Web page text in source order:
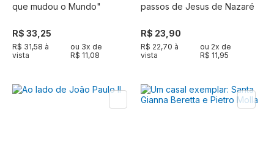
que mudou o Mundo"
R$ 33,25
R$ 31,58 à
vista
ou 3x de
R$ 11,08
passos de Jesus de Nazaré
R$ 23,90
R$ 22,70 à
vista
ou 2x de
R$ 11,95